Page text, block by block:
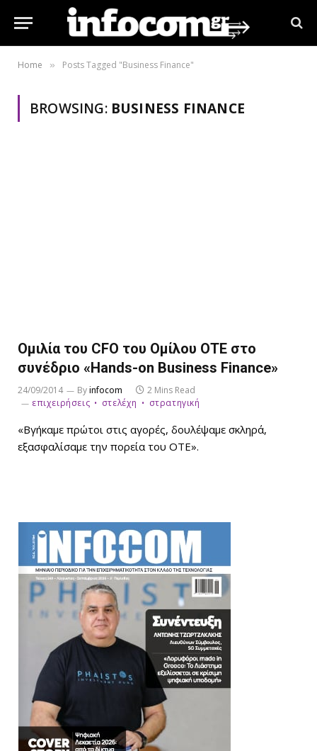
Home » Posts Tagged "Business Finance"
BROWSING: BUSINESS FINANCE
Ομιλία του CFO του Ομίλου ΟΤΕ στο
συνέδριο «Hands-on Business Finance»
24/09/2014 Byinfocom
2 Mins Read
επιχειρήσεις
στελέχη στρατηγική
«Βγήκαμε πρώτοι στις αγορές, δουλέψαμε σκληρά,
εξασφαλίσαμε την πορεία του ΟΤΕ».